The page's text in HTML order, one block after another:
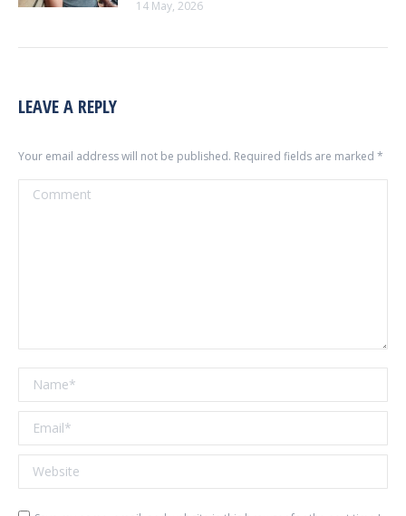
14 May, 2026
LEAVE A REPLY
Your email address will not be published. Required fields are marked *
Comment
Name *
Email *
Website